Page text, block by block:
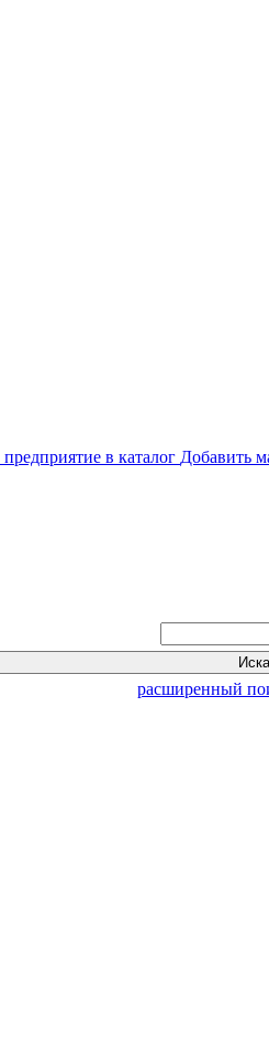
Добавить
расширенный